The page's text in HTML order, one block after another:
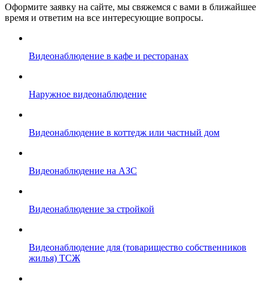
Оформите заявку на сайте, мы свяжемся с вами в ближайшее
время и ответим на все интересующие вопросы.
Видеонаблюдение в кафе и ресторанах
Наружное видеонаблюдение
Видеонаблюдение в коттедж или частный дом
Видеонаблюдение на АЗС
Видеонаблюдение за стройкой
Видеонаблюдение для (товарищество собственников
жилья) ТСЖ